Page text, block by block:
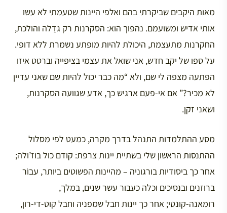
מאות היקבים שביקרתי בהם ואלפי היינות שטעמתי לא עשו
אותי אדיש ומשועמם. נהפוך הוא: הסקרנות רק גדֵלה והולכת,
החקרנות מתעצמת, היכולת להיות מופתע נשמרת ללא דופי.
על ספו של יקב חדש, אני שואל את עצמי בציפייה וברטט איזו
הפתעה מצפה לי שם, ולא “מה כבר יכול להיות שם שאני עדיין
לא מכיר?” אם אי-פעם ארגיש כך, אדע שגוועה הסקרנות,
ושאני זקן.
מסע ההתלמדות התנהל בדרך מקרה, כמעט לפי מסלול
ההתנסות הראשון שלי בשתיית יינות צרפת: קודם כול בוז’ולה;
אחר כך ביסודיות בורגוניה – מהיינות הפשוטים ביותר, עבוֹר
ברוזנים ובנסיכים וכלה כעבור עשר שנים, במלך,
רומאנה-קונטי; אחר כך יינות חבל שמפניה וחבל קוט-די-רון,